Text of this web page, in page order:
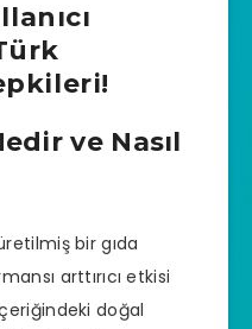
ve Nasıl
bir gıda
arttırıcı etkisi
doğal